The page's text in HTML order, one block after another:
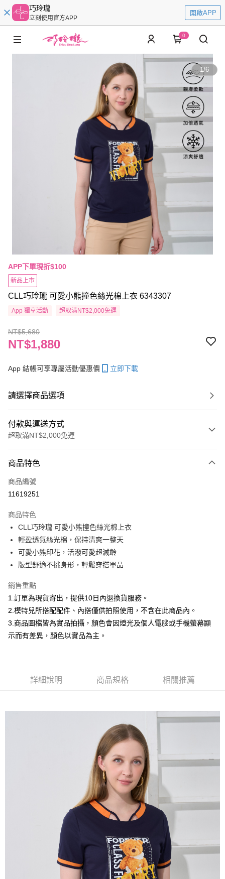
巧玲瓏
立刻使用官方APP
開啟APP
0
1/6
APP下單現折$100
新品上市
CLL巧玲瓏 可愛小熊撞色絲光棉上衣 6343307
App 獨享活動 超取滿NT$2,000免運
NT$5,680
NT$1,880
App 結帳可享專屬活動優惠價 立即下載
請選擇商品選項
付款與運送方式
超取滿NT$2,000免運
信用卡一次付款
信用卡分期付款
合作金庫商業銀行
華南商業銀行
彰化商業銀行
上海商業儲蓄銀行
台北富邦商業銀行
國泰世華商業銀行
臺灣中小企業銀行
台中商業銀行
聯邦商業銀行
元大商業銀行
永豐商業銀行
台新國際商業銀行
中國信託商業銀行
台灣樂天信用卡公司
超商取貨付款
LINE Pay
Apple Pay
悠遊付
Google Pay
全盈+PAY
【大哥付你分期使用說明】
1.本服務由台灣大哥大提供，台灣大哥大用戶可立即使用無須另外申請。
成交易。
3.實際核准額度、可分期數及費用金額請依後續交易確認頁面所載為準。
4.訂單成立30分鐘內，如未前往確認交易或遇審核未通過，訂單將自動取
消。如遇「轉專審核」未通過狀況，表示未達大哥付你分期系統評分，恕無
1.分期款項不併入電信帳單，「大哥付你分期」於每月結算日後寄送繳費提
2.透過簡訊連結打開帳單後，可選擇「超商條碼／台灣大直營門市／銀行轉
帳／街口支付／iPASS MONEY」等通路繳費。
1.本服務係由「台灣大哥大股份有限公司」（以下簡稱本公司）所提供，讓
用戶於交易時，得透過本服務購買商品或服務，並由商店將買賣／分期付款
買賣價金債權讓與本公司後，依約使用本公司帳單繳交帳款。
2.基於同意付款使用「大哥付你分期」之契約關係目的，商店將以您的個人
資料（包含姓名、電話或地址）提供予台灣大哥大進項蒐集、處理及利用，
由本公司與您本人進行分期帳單所需資料之確認、核對及更正。
3.完整用戶服務條款，請詳閱以下連結：https://oppay.tw/userRule
AFTEE先享後付
AFTEE先享後付是「在收到商品之後才付款」的支付方式。 讓您購物簡單
１．簡單：不需註冊會員、不需綁卡、不需儲值。
２．便利：只要手機號碼，簡訊認證，即可結帳。
３．安心：先確認商品／服務後，再付款。
【「AFTEE先享後付」結帳流程】
１．於結帳方式選擇「AFTEE先享後付」後，將跳轉至「AFTEE先享後付」
結帳頁面，進行簡訊認證並確認金額後，即可完成結帳。
２．訂單成立數日內，您將收到繳費通知簡訊。
３．收到繳費通知簡訊後14天內，點擊此簡訊中的連結，可透過四大超商／
ATM／網路銀行／等多元方式進行付款，方視為交易完成。
※ 請注意：結帳手續完成當下不需立刻繳費，但若您需要取消訂單，請聯絡
購買商品的店家。未經商家同意取消之訂單仍視為有效，需透過AFTEE先享
後付繳納相關費用。
※ 交易是否成功請以「AFTEE先享後付 」之結帳頁面顯示為準，若有關於
是否繳費成功／繳費後需取消欲退款等相關疑問，請聯繫「AFTEE先享後付
https://netprotections.freshdesk.com/support/home
每筆NT$120，滿NT$2,000(含以上)免運費
每筆NT$120，滿NT$2,000(含以上)免運費
每筆NT$120，滿NT$2,000(含以上)免運費
商品特色
商品編號
11619251
商品特色
CLL巧玲瓏 可愛小熊撞色絲光棉上衣
輕盈透氣絲光棉，保持清爽一整天
可愛小熊印花，活潑可愛超減齡
版型舒適不挑身形，輕鬆穿搭單品
銷售重點
1.訂單為現貨寄出，提供10日內退換貨服務。
2.模特兒所搭配配件、內搭僅供拍照使用，不含在此商品內。
3.商品圖檔皆為實品拍攝，顏色會因燈光及個人電腦或手機螢幕顯
示而有差異，顏色以實品為主。
詳細說明 商品規格 相關推薦